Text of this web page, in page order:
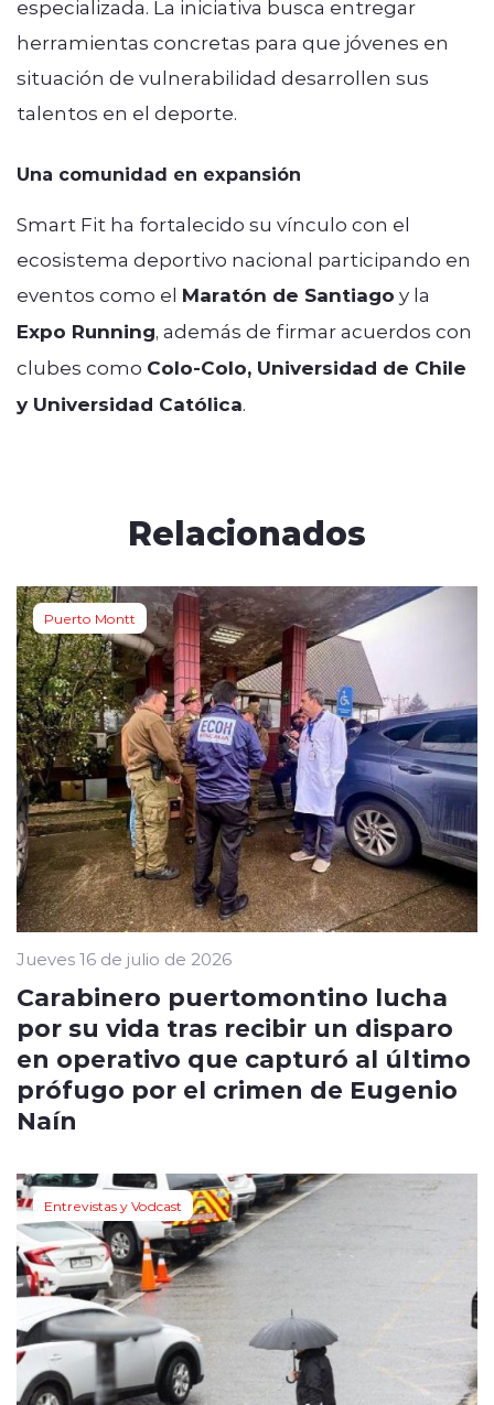
especializada. La iniciativa busca entregar
herramientas concretas para que jóvenes en
situación de vulnerabilidad desarrollen sus
talentos en el deporte.
Una comunidad en expansión
Smart Fit ha fortalecido su vínculo con el
ecosistema deportivo nacional participando en
eventos como el Maratón de Santiago y la
Expo Running, además de firmar acuerdos con
clubes como Colo-Colo, Universidad de Chile
y Universidad Católica.
Relacionados
Puerto Montt
Jueves 16 de julio de 2026
Carabinero puertomontino lucha
por su vida tras recibir un disparo
en operativo que capturó al último
prófugo por el crimen de Eugenio
Naín
Entrevistas y Vodcast